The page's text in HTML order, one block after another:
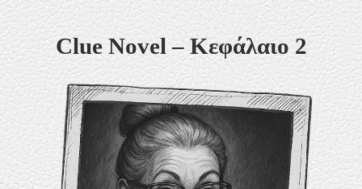
Skip
to
content
Clue Novel – Κεφάλαιο 2